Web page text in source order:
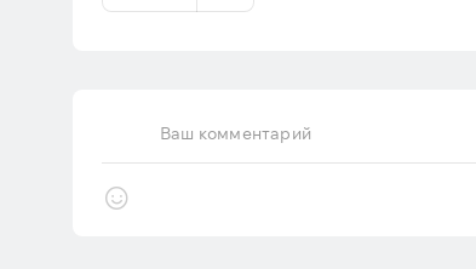
Ваш комментарий